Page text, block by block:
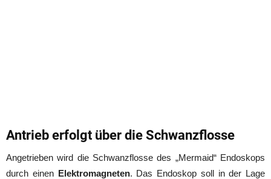
Antrieb erfolgt über die Schwanzflosse
Angetrieben wird die Schwanzflosse des „Mermaid“ Endoskops
durch einen Elektromagneten. Das Endoskop soll in der Lage